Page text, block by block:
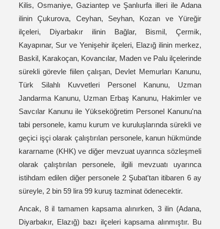
Kilis, Osmaniye, Gaziantep ve Şanlıurfa illeri ile Adana
ilinin Çukurova, Ceyhan, Seyhan, Kozan ve Yüreğir
ilçeleri, Diyarbakır ilinin Bağlar, Bismil, Çermik,
Kayapınar, Sur ve Yenişehir ilçeleri, Elazığ ilinin merkez,
Baskil, Karakoçan, Kovancılar, Maden ve Palu ilçelerinde
sürekli görevle fiilen çalışan, Devlet Memurları Kanunu,
Türk Silahlı Kuvvetleri Personel Kanunu, Uzman
Jandarma Kanunu, Uzman Erbaş Kanunu, Hakimler ve
Savcılar Kanunu ile Yükseköğretim Personel Kanunu'na
tabi personele, kamu kurum ve kuruluşlarında sürekli ve
geçici işçi olarak çalıştırılan personele, kanun hükmünde
kararname (KHK) ve diğer mevzuat uyarınca sözleşmeli
olarak çalıştırılan personele, ilgili mevzuatı uyarınca
istihdam edilen diğer personele 2 Şubat'tan itibaren 6 ay
süreyle, 2 bin 59 lira 99 kuruş tazminat ödenecektir.
Ancak, 8 il tamamen kapsama alınırken, 3 ilin (Adana,
Diyarbakır, Elazığ) bazı ilçeleri kapsama alınmıştır. Bu